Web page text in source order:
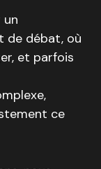
un
de débat, où
et parfois
ce